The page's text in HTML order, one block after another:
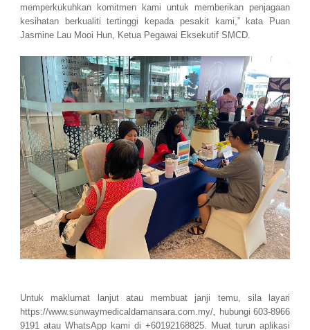
memperkukuhkan komitmen kami untuk memberikan penjagaan
kesihatan berkualiti tertinggi kepada pesakit kami,” kata Puan
Jasmine Lau Mooi Hun, Ketua Pegawai Eksekutif SMCD.
Untuk maklumat lanjut atau membuat janji temu, sila layari
https://www.sunwaymedicaldamansara.com.my/, hubungi 603-8966
9191 atau WhatsApp kami di +60192168825. Muat turun aplikasi